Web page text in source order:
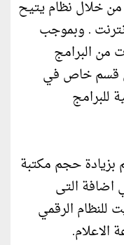
من خلال نظام يتيح
. وبموجب
من البرامج
قسم خاص في
للبرامج
بزيادة حجم مكتبة
اضافة التى
للنظام الرقمي
الاعلام.